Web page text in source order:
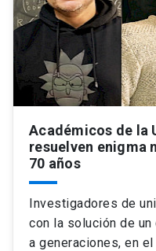
Académicos de la
resuelven enigma
70 años
Investigadores de
con la solución de
a generaciones, en